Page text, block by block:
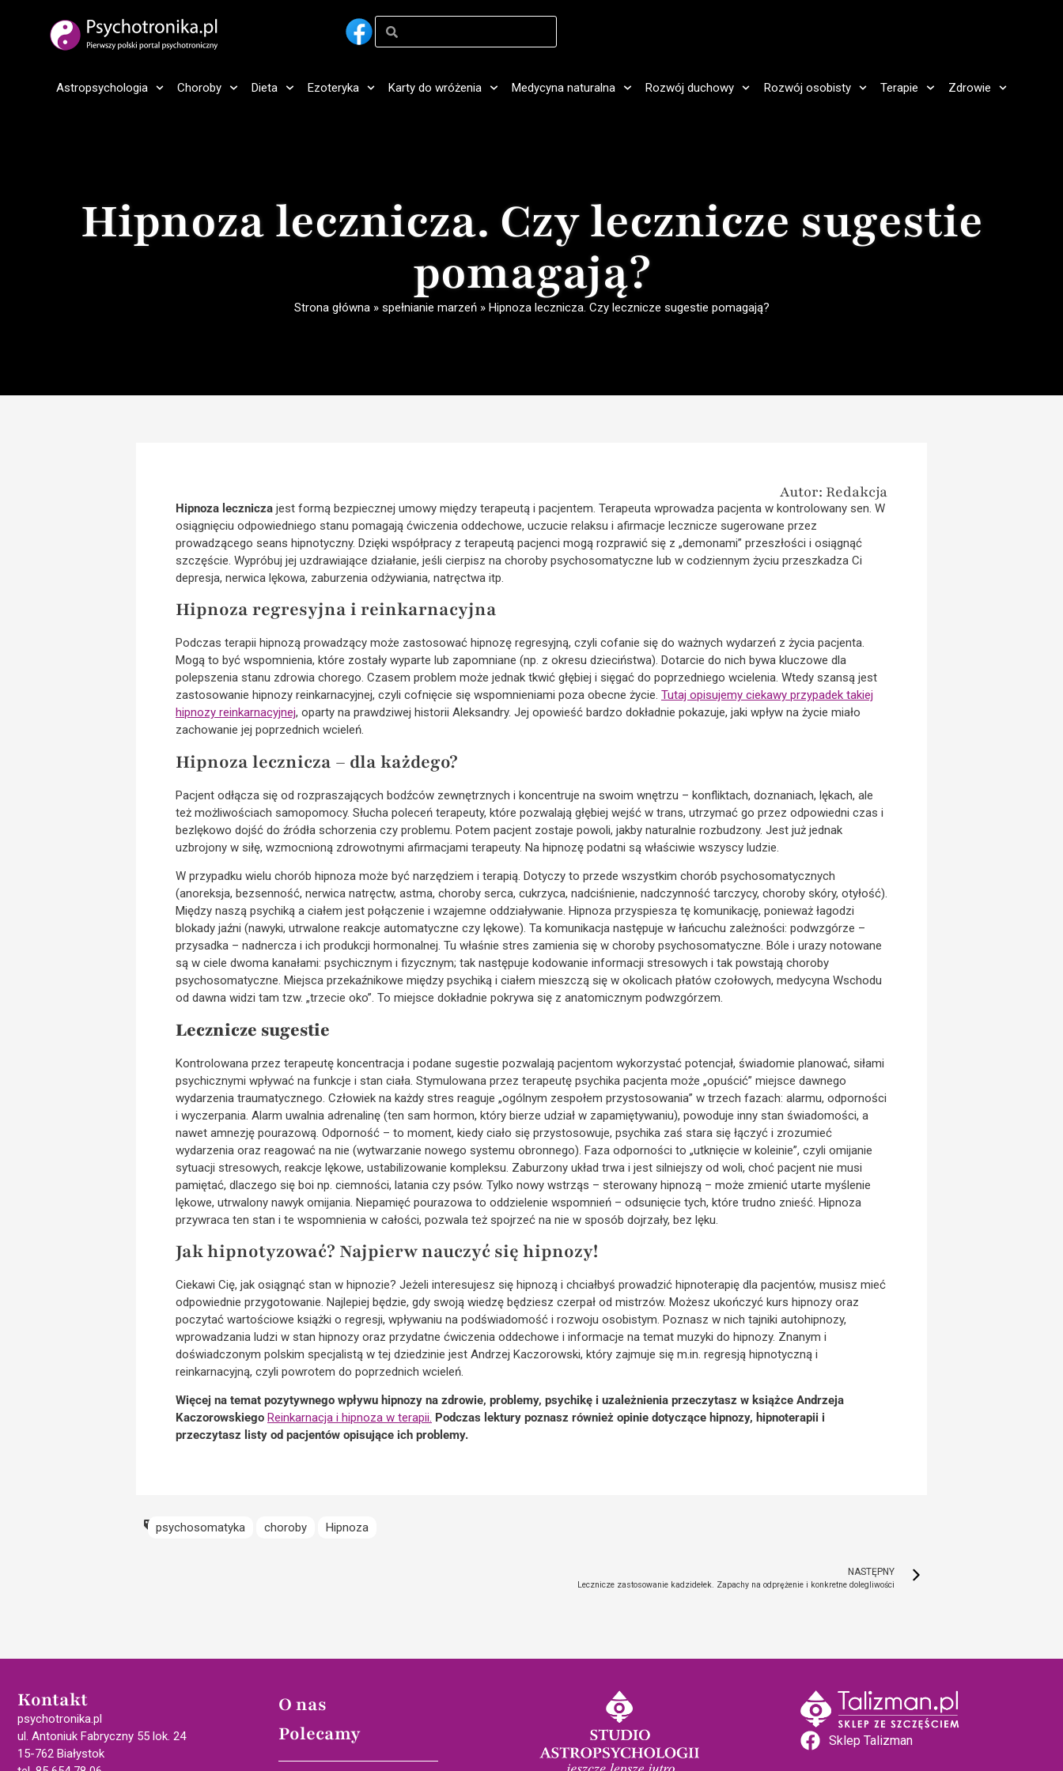
Astropsychologia Choroby Dieta Ezoteryka Karty do wróżenia Medycyna naturalna Rozwój duchowy Rozwój osobisty Terapie Zdrowie
Hipnoza lecznicza. Czy lecznicze sugestie
pomagają?
Strona główna» spełnianie marzeń» Hipnoza lecznicza. Czy lecznicze sugestie pomagają?
Autor: Redakcja
Hipnoza lecznicza jest formą bezpiecznej umowy między terapeutą i pacjentem. Terapeuta wprowadza pacjenta w kontrolowany sen. W
osiągnięciu odpowiedniego stanu pomagają ćwiczenia oddechowe, uczucie relaksu i afirmacje lecznicze sugerowane przez
prowadzącego seans hipnotyczny. Dzięki współpracy z terapeutą pacjenci mogą rozprawić się z „demonami” przeszłości i osiągnąć
szczęście. Wypróbuj jej uzdrawiające działanie, jeśli cierpisz na choroby psychosomatyczne lub w codziennym życiu przeszkadza Ci
depresja, nerwica lękowa, zaburzenia odżywiania, natręctwa itp.
Hipnoza regresyjna i reinkarnacyjna
Podczas terapii hipnozą prowadzący może zastosować hipnozę regresyjną, czyli cofanie się do ważnych wydarzeń z życia pacjenta.
Mogą to być wspomnienia, które zostały wyparte lub zapomniane (np. z okresu dzieciństwa). Dotarcie do nich bywa kluczowe dla
polepszenia stanu zdrowia chorego. Czasem problem może jednak tkwić głębiej i sięgać do poprzedniego wcielenia. Wtedy szansą jest
zastosowanie hipnozy reinkarnacyjnej, czyli cofnięcie się wspomnieniami poza obecne życie. Tutaj opisujemy ciekawy przypadek takiej
hipnozy reinkarnacyjnej, oparty na prawdziwej historii Aleksandry. Jej opowieść bardzo dokładnie pokazuje, jaki wpływ na życie miało
zachowanie jej poprzednich wcieleń.
Hipnoza lecznicza – dla każdego?
Pacjent odłącza się od rozpraszających bodźców zewnętrznych i koncentruje na swoim wnętrzu – konfliktach, doznaniach, lękach, ale
też możliwościach samopomocy. Słucha poleceń terapeuty, które pozwalają głębiej wejść w trans, utrzymać go przez odpowiedni czas i
bezlękowo dojść do źródła schorzenia czy problemu. Potem pacjent zostaje powoli, jakby naturalnie rozbudzony. Jest już jednak
uzbrojony w siłę, wzmocnioną zdrowotnymi afirmacjami terapeuty. Na hipnozę podatni są właściwie wszyscy ludzie.
W przypadku wielu chorób hipnoza może być narzędziem i terapią. Dotyczy to przede wszystkim chorób psychosomatycznych
(anoreksja, bezsenność, nerwica natręctw, astma, choroby serca, cukrzyca, nadciśnienie, nadczynność tarczycy, choroby skóry, otyłość).
Między naszą psychiką a ciałem jest połączenie i wzajemne oddziaływanie. Hipnoza przyspiesza tę komunikację, ponieważ łagodzi
blokady jaźni (nawyki, utrwalone reakcje automatyczne czy lękowe). Ta komunikacja następuje w łańcuchu zależności: podwzgórze –
przysadka – nadnercza i ich produkcji hormonalnej. Tu właśnie stres zamienia się w choroby psychosomatyczne. Bóle i urazy notowane
są w ciele dwoma kanałami: psychicznym i fizycznym; tak następuje kodowanie informacji stresowych i tak powstają choroby
psychosomatyczne. Miejsca przekaźnikowe między psychiką i ciałem mieszczą się w okolicach płatów czołowych, medycyna Wschodu
od dawna widzi tam tzw. „trzecie oko”. To miejsce dokładnie pokrywa się z anatomicznym podwzgórzem.
Lecznicze sugestie
Kontrolowana przez terapeutę koncentracja i podane sugestie pozwalają pacjentom wykorzystać potencjał, świadomie planować, siłami
psychicznymi wpływać na funkcje i stan ciała. Stymulowana przez terapeutę psychika pacjenta może „opuścić” miejsce dawnego
wydarzenia traumatycznego. Człowiek na każdy stres reaguje „ogólnym zespołem przystosowania” w trzech fazach: alarmu, odporności
i wyczerpania. Alarm uwalnia adrenalinę (ten sam hormon, który bierze udział w zapamiętywaniu), powoduje inny stan świadomości, a
nawet amnezję pourazową. Odporność – to moment, kiedy ciało się przystosowuje, psychika zaś stara się łączyć i zrozumieć
wydarzenia oraz reagować na nie (wytwarzanie nowego systemu obronnego). Faza odporności to „utknięcie w koleinie”, czyli omijanie
sytuacji stresowych, reakcje lękowe, ustabilizowanie kompleksu. Zaburzony układ trwa i jest silniejszy od woli, choć pacjent nie musi
pamiętać, dlaczego się boi np. ciemności, latania czy psów. Tylko nowy wstrząs – sterowany hipnozą – może zmienić utarte myślenie
lękowe, utrwalony nawyk omijania. Niepamięć pourazowa to oddzielenie wspomnień – odsunięcie tych, które trudno znieść. Hipnoza
przywraca ten stan i te wspomnienia w całości, pozwala też spojrzeć na nie w sposób dojrzały, bez lęku.
Jak hipnotyzować? Najpierw nauczyć się hipnozy!
Ciekawi Cię, jak osiągnąć stan w hipnozie? Jeżeli interesujesz się hipnozą i chciałbyś prowadzić hipnoterapię dla pacjentów, musisz mieć
odpowiednie przygotowanie. Najlepiej będzie, gdy swoją wiedzę będziesz czerpał od mistrzów. Możesz ukończyć kurs hipnozy oraz
poczytać wartościowe książki o regresji, wpływaniu na podświadomość i rozwoju osobistym. Poznasz w nich tajniki autohipnozy,
wprowadzania ludzi w stan hipnozy oraz przydatne ćwiczenia oddechowe i informacje na temat muzyki do hipnozy. Znanym i
doświadczonym polskim specjalistą w tej dziedzinie jest Andrzej Kaczorowski, który zajmuje się m.in. regresją hipnotyczną i
reinkarnacyjną, czyli powrotem do poprzednich wcieleń.
Więcej na temat pozytywnego wpływu hipnozy na zdrowie, problemy, psychikę i uzależnienia przeczytasz w książce Andrzeja
Kaczorowskiego Reinkarnacja i hipnoza w terapii. Podczas lektury poznasz również opinie dotyczące hipnozy, hipnoterapii i
przeczytasz listy od pacjentów opisujące ich problemy.
psychosomatyka choroby Hipnoza
NASTĘPNY
Lecznicze zastosowanie kadzidełek. Zapachy na odprężenie i konkretne dolegliwości
Kontakt
psychotronika.pl
ul. Antoniuk Fabryczny 55 lok. 24
15-762 Białystok
O nas
Polecamy
Sklep Talizman